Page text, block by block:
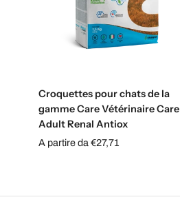
Croquettes pour chats de la
gamme Care Vétérinaire Care
Adult Renal Antiox
A partire da €27,71